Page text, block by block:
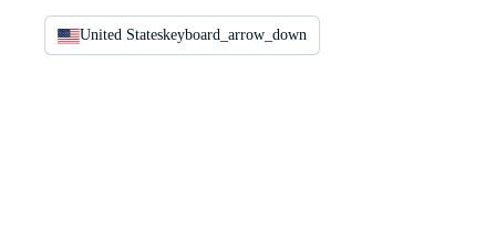
United Stateskeyboard_arrow_down